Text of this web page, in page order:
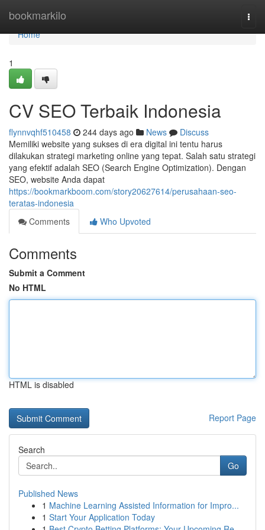
bookmarkilo
Home
Home
1
CV SEO Terbaik Indonesia
flynnvqhf510458 244 days ago News
Discuss
Memiliki website yang sukses di era digital ini tentu harus
dilakukan strategi marketing online yang tepat. Salah satu strategi
yang efektif adalah SEO (Search Engine Optimization). Dengan
SEO, website Anda dapat
https://bookmarkboom.com/story20627614/perusahaan-seo-
teratas-indonesia
Comments
Who Upvoted
Comments
Submit a Comment
No HTML
HTML is disabled
Report Page
Search
Go
Published News
1 Machine Learning Assisted Information for Impro...
1 Start Your Application Today